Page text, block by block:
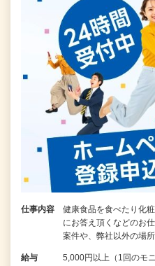
仕事内容
健康食品を食べたり化
にお答え頂くなどのお
案件や、弊社以外の場
給与 5,000円以上（1回のモ